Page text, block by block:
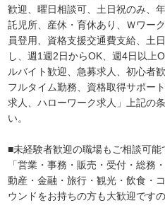
歓迎、曜日相談可、土日祝のみ、
託児所、産休・育休あり、Ｗワー
員登用、資格支援交通費支給、土
し、週1週2日からOK、週4日以上
ルバイト歓迎、急募求人、初心者
フルタイム勤務、資格取得サポー
求人、ハローワーク求人」上記の
い。
■未経験者歓迎の職場もご相談可能
「営業・事務・販売・受付・総務
動産・金融・旅行・観光・飲食・
ウンドをお持ちの方も大歓迎です